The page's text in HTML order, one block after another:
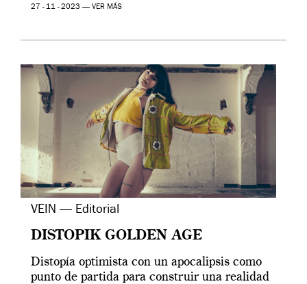
27 - 11 - 2023 — VER MÁS
VEIN — Editorial
DISTOPIK GOLDEN AGE
Distopía optimista con un apocalipsis como
punto de partida para construir una realidad